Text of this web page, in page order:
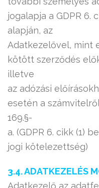
jogalapja a GDPR 6.
alapján, az
Adatkezelővel, mint
kötött szerződés
illetve
az adózási
esetén a
169.§-
a. (GDPR 6. cikk (1)
jogi kötelezettség)
3.4. ADATKEZELÉS
Adatkezelő az